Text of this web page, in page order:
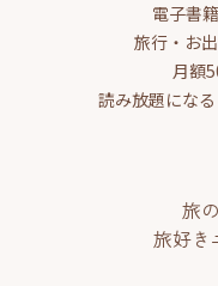
電子書
旅行・お
月額
読み放題にな
旅
旅好き